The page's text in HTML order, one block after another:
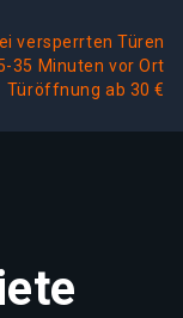
versperrten Türen
35 Minuten vor Ort
Türöffnung ab 30 €